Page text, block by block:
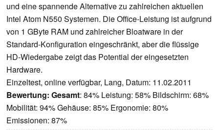
und eine spannende Alternative zu zahlreichen aktuellen
Intel Atom N550 Systemen. Die Office-Leistung ist aufgrund
von 1 GByte RAM und zahlreicher Bloatware in der
Standard-Konfiguration eingeschränkt, aber die flüssige
HD-Wiedergabe zeigt das Potential der eingesetzten
Hardware.
Einzeltest, online verfügbar, Lang, Datum: 11.02.2011
Bewertung: Gesamt: 84% Leistung: 58% Bildschirm: 68%
Mobilität: 94% Gehäuse: 85% Ergonomie: 80%
Emissionen: 87%